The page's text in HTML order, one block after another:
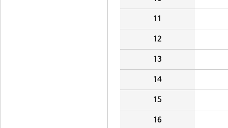
11
12
13
14
15
16